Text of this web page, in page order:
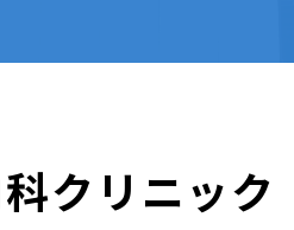
クリニック